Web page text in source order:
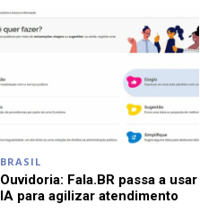
BRASIL
Ouvidoria: Fala.BR passa a usar
IA para agilizar atendimento